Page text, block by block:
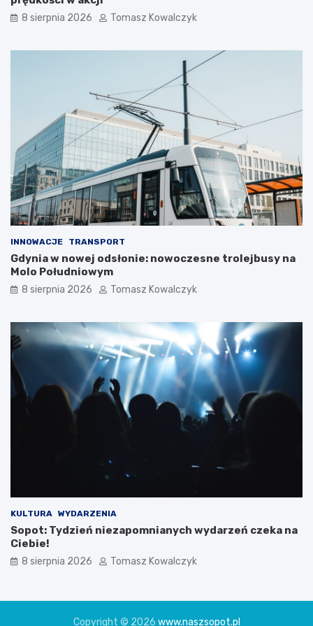
i
ć
?
e 8 sierpnia 2026 Tomasz Kowalczyk
INNOWACJE TRANSPORT
Gdynia w nowej odsłonie: nowoczesne trolejbusy na
Molo Południowym
8 sierpnia 2026 Tomasz Kowalczyk
KULTURA WYDARZENIA
Sopot: Tydzień niezapomnianych wydarzeń czeka na
Ciebie!
8 sierpnia 2026 Tomasz Kowalczyk
Copyright © 2026 www.naszsopot.pl